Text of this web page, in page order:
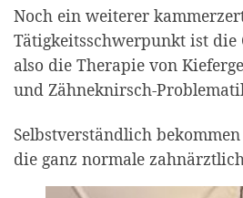
Noch ein weiterer
Tätigkeitsschwerpunkt ist die
also die Therapie von
und Zähneknirsch-
Selbstverständlich
die ganz normale